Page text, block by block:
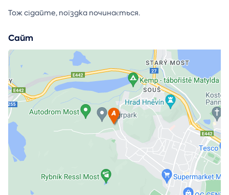
Тож сідайте, поїздка починається.
Сайт